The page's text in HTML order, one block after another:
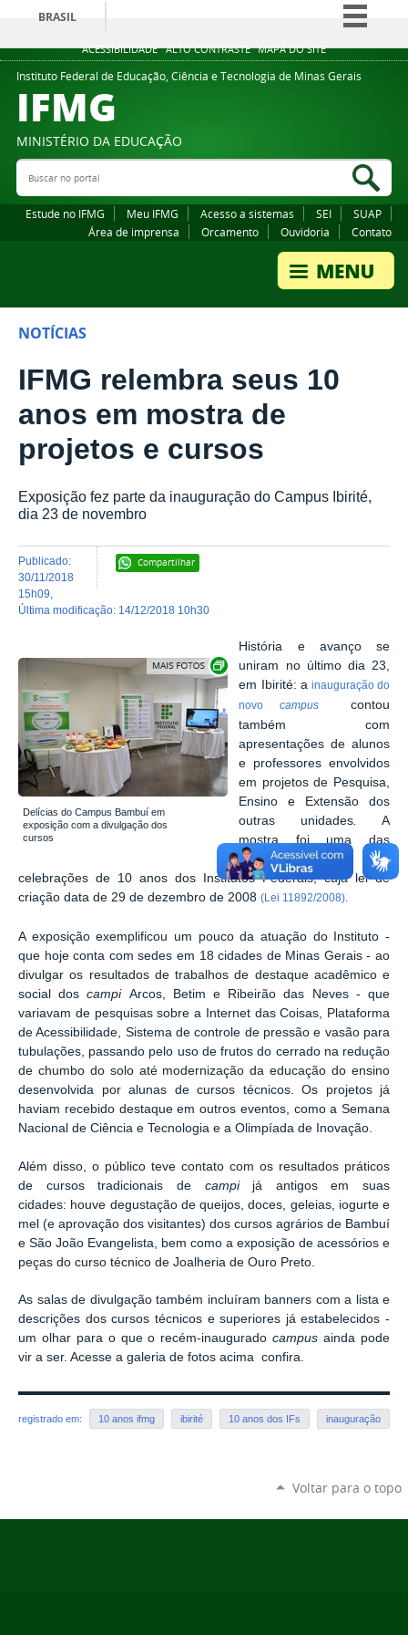
ACESSIBILIDADE ALTO CONTRASTE MAPA DO SITE
BRASIL
Simplifique!
Comunica BR
Legislação
Instituto Federal de Educação, Ciência e Tecnologia de Minas Gerais
IFMG
MINISTÉRIO DA EDUCAÇÃO
Buscar no portal
Estude no IFMG Meu IFMG Acesso a sistemas SEI
SUAP
Área de imprensa
Orcamento Ouvidoria Contato
NOTÍCIAS
IFMG relembra seus 10
anos em mostra de
projetos e cursos
Exposição fez parte da inauguração do Campus Ibirité,
dia 23 de novembro
Compartilhar
publicado:
30/11/2018
15h09
última modificação: 14/12/2018 10h30
Exibir carrossel de imagens
Delícias do Campus Bambuí em
exposição com a divulgação dos
cursos
História e avanço se
uniram no último dia 23,
em Ibirité: a inauguração do
novo campus
contou
também com
apresentações de alunos
e professores envolvidos
em projetos de Pesquisa,
Ensino e Extensão dos
outras unidades. A
mostra foi uma das
atividades das
celebrações de 10 anos dos Institutos Federais, cuja lei de
criação data de 29 de dezembro de 2008 (Lei 11892/2008).
A exposição exemplificou um pouco da atuação do Instituto -
que hoje conta com sedes em 18 cidades de Minas Gerais - ao
divulgar os resultados de trabalhos de destaque acadêmico e
social doscampi Arcos, Betim e Ribeirão das Neves - que
variavam de pesquisas sobre a Internet das Coisas, Plataforma
de Acessibilidade, Sistema de controle de pressão e vasão para
tubulações, passando pelo uso de frutos do cerrado na redução
de chumbo do solo até modernização da educação do ensino
desenvolvida por alunas de cursos técnicos. Os projetos já
haviam recebido destaque em outros eventos, como a Semana
Nacional de Ciência e Tecnologia e a Olimpíada de Inovação.
Além disso, o público teve contato com os resultados práticos
de cursos tradicionais de campi já antigos em suas
cidades: houve degustação de queijos, doces, geleias, iogurte e
mel (e aprovação dos visitantes) dos cursos agrários de Bambuí
e São João Evangelista, bem como a exposição de acessórios e
peças do curso técnico de Joalheria de Ouro Preto.
As salas de divulgação também incluíram banners com a lista e
descrições dos cursos técnicos e superiores já estabelecidos -
um olhar para o que o recém-inauguradocampus ainda pode
vir a ser. Acesse a galeria de fotos acima confira.
registrado em: 10 anos ifmg ibirité 10 anos dos IFs inauguração
Voltar para o topo